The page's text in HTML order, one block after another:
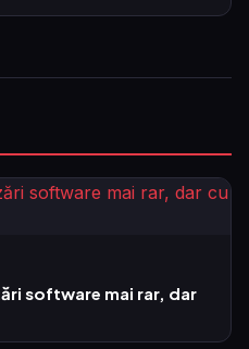
software mai rar, dar